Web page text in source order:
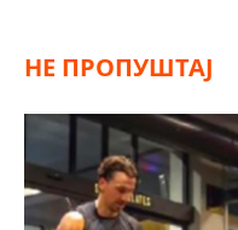
НЕ ПРОПУШТАЈ